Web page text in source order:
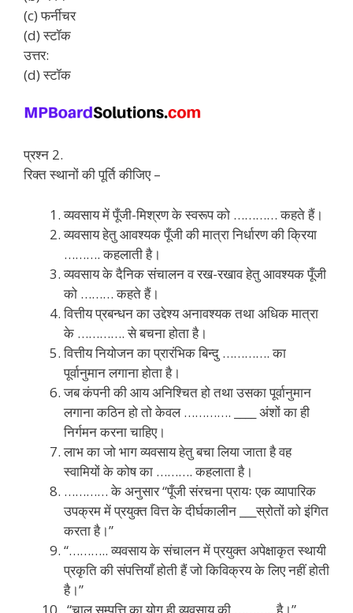
(c) फर्नीचर
(d) स्टॉक
उत्तर:
(d) स्टॉक
प्रश्न 2.
रिक्त स्थानों की पूर्ति कीजिए –
व्यवसाय में पूँजी-मिश्रण के स्वरूप को ………… कहते हैं।
व्यवसाय हेतु आवश्यक पूँजी की मात्रा निर्धारण की क्रिया
………. कहलाती है।
व्यवसाय के दैनिक संचालन व रख-रखाव हेतु आवश्यक पूँजी
को ……… कहते हैं।
वित्तीय प्रबन्धन का उद्देश्य अनावश्यक तथा अधिक मात्रा
के …………. से बचना होता है।
वित्तीय नियोजन का प्रारंभिक बिन्दु …………. का
पूर्वानुमान लगाना होता है।
जब कंपनी की आय अनिश्चित हो तथा उसका पूर्वानुमान
लगाना कठिन हो तो केवल …………. ____ अंशों का ही
निर्गमन करना चाहिए।
लाभ का जो भाग व्यवसाय हेतु बचा लिया जाता है वह
स्वामियों के कोष का ………. कहलाता है।
………… के अनुसार “पूँजी संरचना प्रायः एक व्यापारिक
उपक्रम में प्रयुक्त वित्त के दीर्घकालीन ___स्रोतों को इंगित
करता है।”
“……….. व्यवसाय के संचालन में प्रयुक्त अपेक्षाकृत स्थायी
प्रकृति की संपत्तियाँ होती हैं जो किविक्रय के लिए नहीं होती
है।”
“चालू सम्पत्ति का योग ही व्यवसाय की ……….. है।”